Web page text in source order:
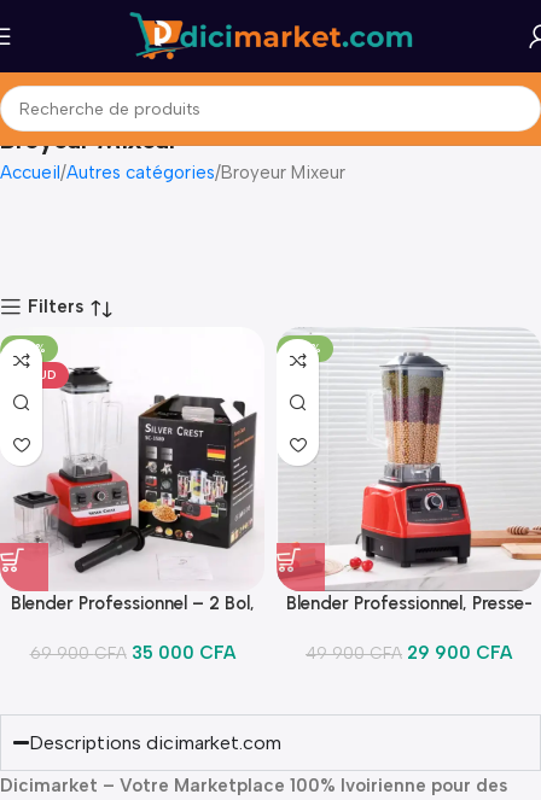
Broyeur Mixeur
Accueil Autres catégories Broyeur Mixeur
Filters
-50%
CHAUD
Blender Professionnel – 2 Bol,
Robuste 2 Bol 1 grande de – 2 L
69 900CFA 35 000 CFA
-40%
Blender Professionnel, Presse-
Bol – 2 L, 4500W
49 900CFA 29 900 CFA
Descriptions dicimarket.com
Dicimarket – Votre Marketplace 100% Ivoirienne pour des